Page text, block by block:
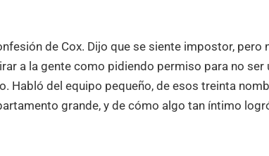
de Cox. Dijo que se siente impostor, pero
a la gente como pidiendo permiso para no ser
Habló del equipo pequeño, de esos treinta
grande, y de cómo algo tan íntimo